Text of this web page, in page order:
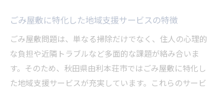
ごみ屋敷に特化した地域支援サービスの特徴
ごみ屋敷問題は、単なる掃除だけでなく、住人の心理的
な負担や近隣トラブルなど多面的な課題が絡み合いま
す。そのため、秋田県由利本荘市ではごみ屋敷に特化し
た地域支援サービスが充実しています。これらのサービ